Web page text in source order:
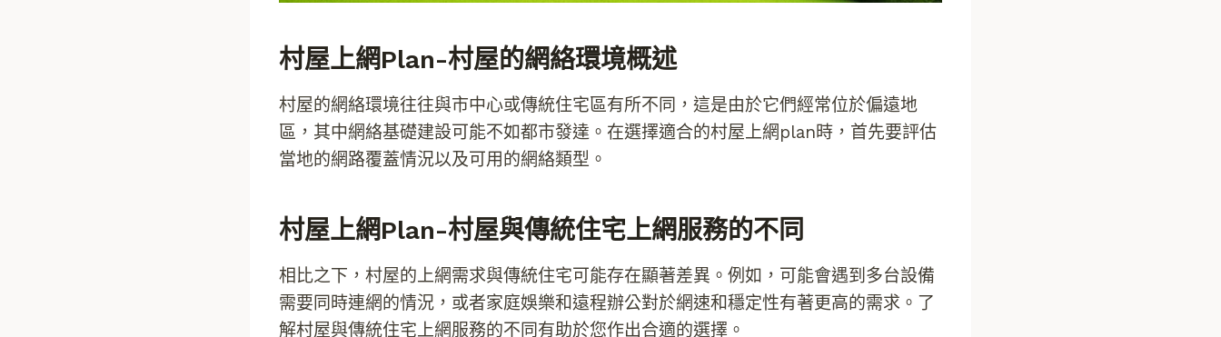
村屋上網plan-村屋的網絡環境概述
村屋的網絡環境往往與市中心或傳統住宅區有所不同，這是由於它們經常位於偏遠地
區，其中網絡基礎建設可能不如都市發達。在選擇適合的村屋上網plan時，首先要評估
當地的網路覆蓋情況以及可用的網絡類型。
村屋上網plan-村屋與傳統住宅上網服務的不同
相比之下，村屋的上網需求與傳統住宅可能存在顯著差異。例如，可能會遇到多台設備
需要同時連網的情況，或者家庭娛樂和遠程辦公對於網速和穩定性有著更高的需求。了
解村屋與傳統住宅上網服務的不同有助於您作出合適的選擇。